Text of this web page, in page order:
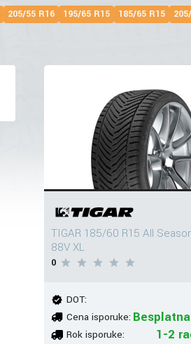
205/55 R16 195/65 R15 185/65 R15
TIGAR 185/60 R15 All
88V XL
0
DOT:
Cena isporuke:
Rok isporuke: 1-2